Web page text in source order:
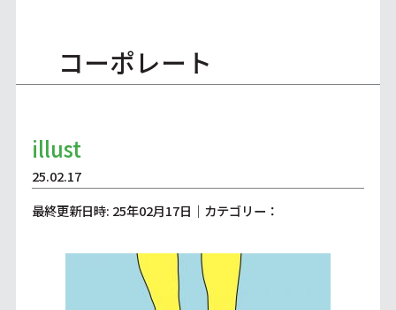
コーポレート
illust
25.02.17
最終更新日時: 25年02月17日｜カテゴリー：